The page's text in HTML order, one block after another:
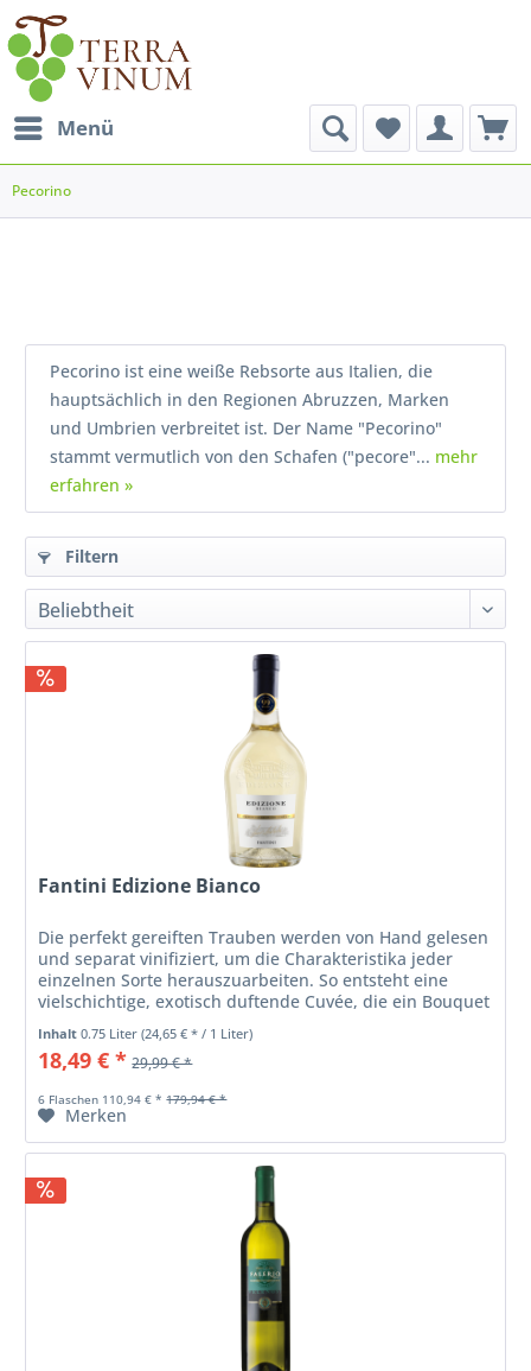
Menü
Pecorino
Pecorino ist eine weiße Rebsorte aus Italien, die
hauptsächlich in den Regionen Abruzzen, Marken
und Umbrien verbreitet ist. Der Name "Pecorino"
stammt vermutlich von den Schafen ("pecore"... mehr
erfahren »
Filtern
Fantini Edizione Bianco
Die perfekt gereiften Trauben werden von Hand gelesen
und separat vinifiziert, um die Charakteristika jeder
einzelnen Sorte herauszuarbeiten. So entsteht eine
vielschichtige, exotisch duftende Cuvée, die ein Bouquet
von Mango, Papaya,...
Inhalt0.75 Liter(24,65 € * / 1 Liter)
18,49 € * 29,99 € *
6 Flaschen 110,94 € * 179,94 € *
Merken